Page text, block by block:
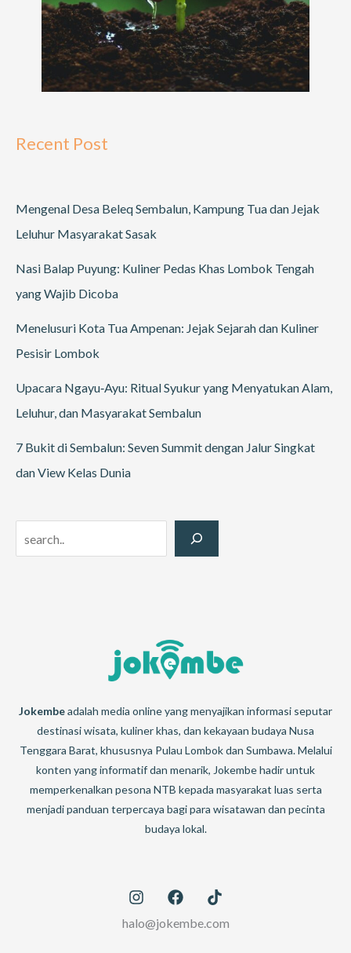
Recent Post
Mengenal Desa Beleq Sembalun, Kampung Tua dan Jejak
Leluhur Masyarakat Sasak
Nasi Balap Puyung: Kuliner Pedas Khas Lombok Tengah
yang Wajib Dicoba
Menelusuri Kota Tua Ampenan: Jejak Sejarah dan Kuliner
Pesisir Lombok
Upacara Ngayu‑Ayu: Ritual Syukur yang Menyatukan Alam,
Leluhur, dan Masyarakat Sembalun
7 Bukit di Sembalun: Seven Summit dengan Jalur Singkat
dan View Kelas Dunia
Jokembeadalah media online yang menyajikan informasi seputar
destinasi wisata, kuliner khas, dan kekayaan budaya Nusa
Tenggara Barat, khususnya Pulau Lombok dan Sumbawa. Melalui
konten yang informatif dan menarik, Jokembe hadir untuk
memperkenalkan pesona NTB kepada masyarakat luas serta
menjadi panduan terpercaya bagi para wisatawan dan pecinta
budaya lokal.
halo@jokembe.com